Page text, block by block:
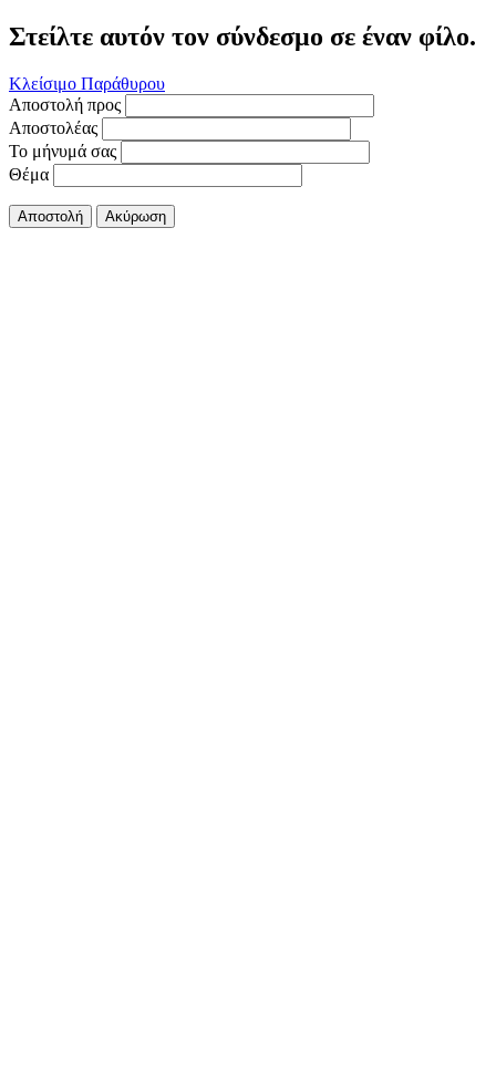
Στείλτε αυτόν τον σύνδεσμο σε έναν φίλο.
Κλείσιμο Παράθυρου
Αποστολή προς
Αποστολέας
Το μήνυμά σας
Θέμα
Αποστολή Ακύρωση